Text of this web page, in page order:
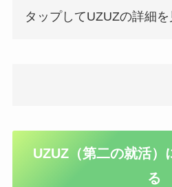
タップしてUZUZの詳細を
UZUZ（第二の就活）
る